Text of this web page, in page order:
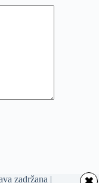
zadržana |